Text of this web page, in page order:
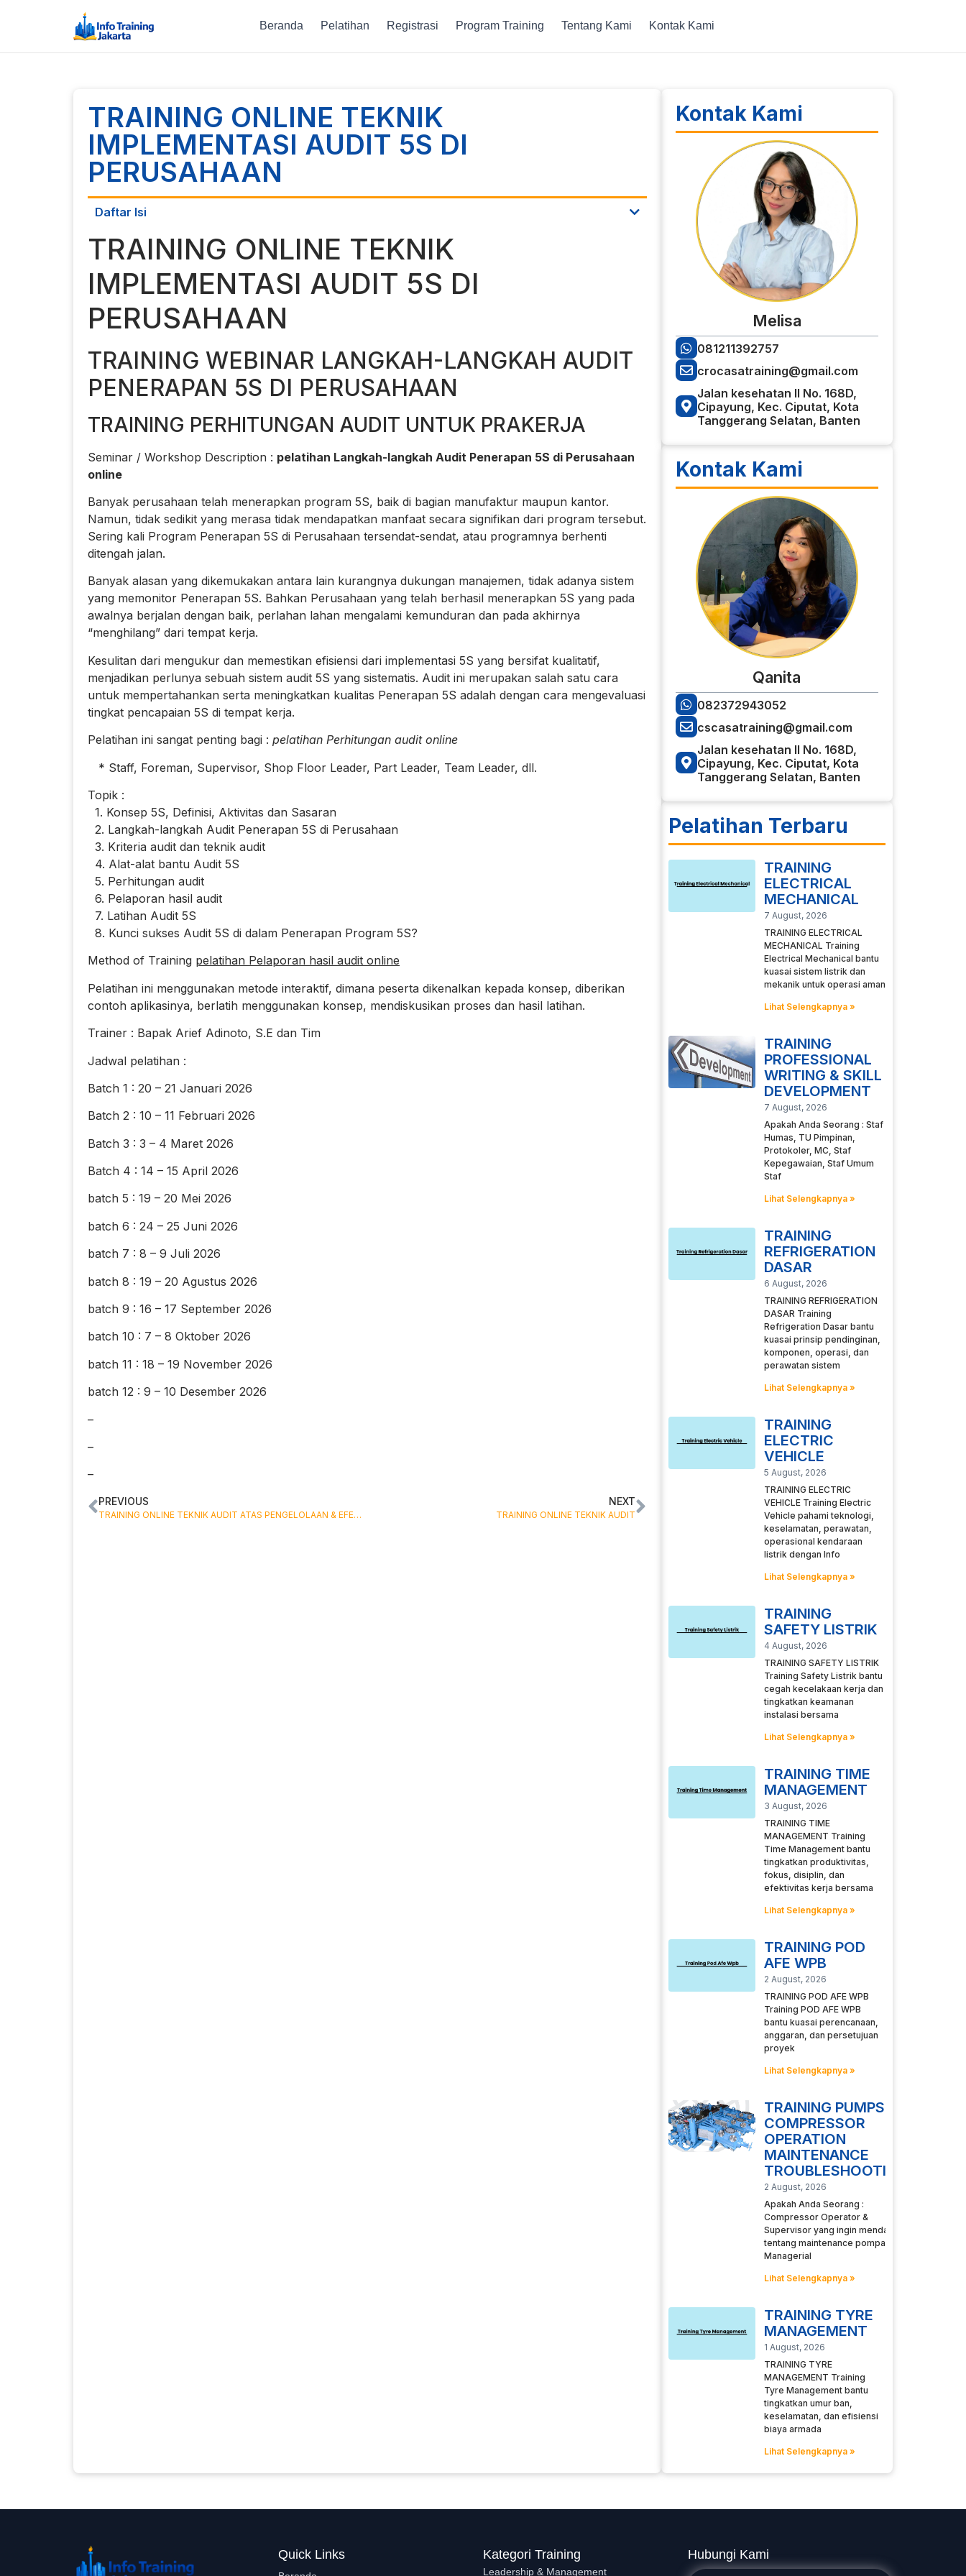
Beranda Pelatihan Registrasi Program Training Tentang Kami Kontak Kami
TRAINING ONLINE TEKNIK
IMPLEMENTASI AUDIT 5S DI
PERUSAHAAN
Daftar Isi
TRAINING ONLINE TEKNIK
IMPLEMENTASI AUDIT 5S DI
PERUSAHAAN
TRAINING WEBINAR LANGKAH-LANGKAH AUDIT
PENERAPAN 5S DI PERUSAHAAN
TRAINING PERHITUNGAN AUDIT UNTUK PRAKERJA
Seminar / Workshop Description : pelatihan Langkah-langkah Audit Penerapan 5S di Perusahaan
online
Banyak perusahaan telah menerapkan program 5S, baik di bagian manufaktur maupun kantor.
Namun, tidak sedikit yang merasa tidak mendapatkan manfaat secara signifikan dari program tersebut.
Sering kali Program Penerapan 5S di Perusahaan tersendat-sendat, atau programnya berhenti
ditengah jalan.
Banyak alasan yang dikemukakan antara lain kurangnya dukungan manajemen, tidak adanya sistem
yang memonitor Penerapan 5S. Bahkan Perusahaan yang telah berhasil menerapkan 5S yang pada
awalnya berjalan dengan baik, perlahan lahan mengalami kemunduran dan pada akhirnya
“menghilang” dari tempat kerja.
Kesulitan dari mengukur dan memestikan efisiensi dari implementasi 5S yang bersifat kualitatif,
menjadikan perlunya sebuah sistem audit 5S yang sistematis. Audit ini merupakan salah satu cara
untuk mempertahankan serta meningkatkan kualitas Penerapan 5S adalah dengan cara mengevaluasi
tingkat pencapaian 5S di tempat kerja.
Pelatihan ini sangat penting bagi : pelatihan Perhitungan audit online
* Staff, Foreman, Supervisor, Shop Floor Leader, Part Leader, Team Leader, dll.
Topik :
1. Konsep 5S, Definisi, Aktivitas dan Sasaran
2. Langkah-langkah Audit Penerapan 5S di Perusahaan
3. Kriteria audit dan teknik audit
4. Alat-alat bantu Audit 5S
5. Perhitungan audit
6. Pelaporan hasil audit
7. Latihan Audit 5S
8. Kunci sukses Audit 5S di dalam Penerapan Program 5S?
Method of Training pelatihan Pelaporan hasil audit online
Pelatihan ini menggunakan metode interaktif, dimana peserta dikenalkan kepada konsep, diberikan
contoh aplikasinya, berlatih menggunakan konsep, mendiskusikan proses dan hasil latihan.
Trainer : Bapak Arief Adinoto, S.E dan Tim
Jadwal pelatihan :
Batch 1 : 20 – 21 Januari 2026
Batch 2 : 10 – 11 Februari 2026
Batch 3 : 3 – 4 Maret 2026
Batch 4 : 14 – 15 April 2026
batch 5 : 19 – 20 Mei 2026
batch 6 : 24 – 25 Juni 2026
batch 7 : 8 – 9 Juli 2026
batch 8 : 19 – 20 Agustus 2026
batch 9 : 16 – 17 September 2026
batch 10 : 7 – 8 Oktober 2026
batch 11 : 18 – 19 November 2026
batch 12 : 9 – 10 Desember 2026
–
–
–
PREVIOUS
TRAINING ONLINE TEKNIK AUDIT ATAS PENGELOLAAN & EFEKTIVITAS BADAN LAYANAN UMUM
NEXT
TRAINING ONLINE TEKNIK AUDIT
Kontak Kami
Melisa
081211392757
crocasatraining@gmail.com
Jalan kesehatan II No. 168D,
Cipayung, Kec. Ciputat, Kota
Tanggerang Selatan, Banten
Kontak Kami
Qanita
082372943052
cscasatraining@gmail.com
Jalan kesehatan II No. 168D,
Cipayung, Kec. Ciputat, Kota
Tanggerang Selatan, Banten
Pelatihan Terbaru
TRAINING
ELECTRICAL
MECHANICAL
7 August, 2026
TRAINING ELECTRICAL
MECHANICAL Training
Electrical Mechanical bantu
kuasai sistem listrik dan
mekanik untuk operasi aman
Lihat Selengkapnya »
TRAINING
PROFESSIONAL
WRITING & SKILL
DEVELOPMENT
7 August, 2026
Apakah Anda Seorang : Staf
Humas, TU Pimpinan,
Protokoler, MC, Staf
Kepegawaian, Staf Umum
Staf
Lihat Selengkapnya »
TRAINING
REFRIGERATION
DASAR
6 August, 2026
TRAINING REFRIGERATION
DASAR Training
Refrigeration Dasar bantu
kuasai prinsip pendinginan,
komponen, operasi, dan
perawatan sistem
Lihat Selengkapnya »
TRAINING
ELECTRIC
VEHICLE
5 August, 2026
TRAINING ELECTRIC
VEHICLE Training Electric
Vehicle pahami teknologi,
keselamatan, perawatan,
operasional kendaraan
listrik dengan Info
Lihat Selengkapnya »
TRAINING
SAFETY LISTRIK
4 August, 2026
TRAINING SAFETY LISTRIK
Training Safety Listrik bantu
cegah kecelakaan kerja dan
tingkatkan keamanan
instalasi bersama
Lihat Selengkapnya »
TRAINING TIME
MANAGEMENT
3 August, 2026
TRAINING TIME
MANAGEMENT Training
Time Management bantu
tingkatkan produktivitas,
fokus, disiplin, dan
efektivitas kerja bersama
Lihat Selengkapnya »
TRAINING POD
AFE WPB
2 August, 2026
TRAINING POD AFE WPB
Training POD AFE WPB
bantu kuasai perencanaan,
anggaran, dan persetujuan
proyek
Lihat Selengkapnya »
TRAINING PUMPS
COMPRESSOR
OPERATION
MAINTENANCE
TROUBLESHOOTING
2 August, 2026
Apakah Anda Seorang :
Compressor Operator &
Supervisor yang ingin mendalami
tentang maintenance pompa
Managerial
Lihat Selengkapnya »
TRAINING TYRE
MANAGEMENT
1 August, 2026
TRAINING TYRE
MANAGEMENT Training
Tyre Management bantu
tingkatkan umur ban,
keselamatan, dan efisiensi
biaya armada
Lihat Selengkapnya »
Quick Links Kategori Training
Leadership & Management
Hubungi Kami